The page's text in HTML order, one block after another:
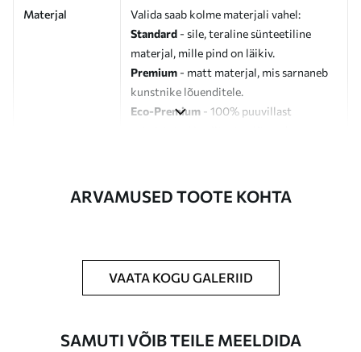
Materjal
Valida saab kolme materjali vahel:
Standard - sile, teraline sünteetiline
materjal, mille pind on läikiv.
Premium - matt materjal, mis sarnaneb
kunstnike lõuenditele.
Eco-Premium - 100% puuvillast
Artikli number s37017v2
Saadaolevad materjalid
Standard
ARVAMUSED TOOTE KOHTA
VAATA KOGU GALERIID
SAMUTI VÕIB TEILE MEELDIDA